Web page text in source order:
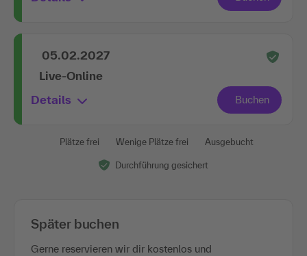
05.02.2027
Live-Online
Details
Plätze frei Wenige Plätze frei Ausgebucht
Durchführung gesichert
Später buchen
Gerne reservieren wir dir kostenlos und